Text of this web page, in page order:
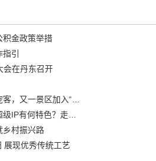
积金政策举措
引
会在丹东召开
“38+1”！沈阳文旅听劝、宠客，又一景区加入“东北超”优惠名单！
全国首个跨省区城市足球超级IP有何特色？走进沈阳现场去看看
乡村振兴路
展现优秀传统工艺